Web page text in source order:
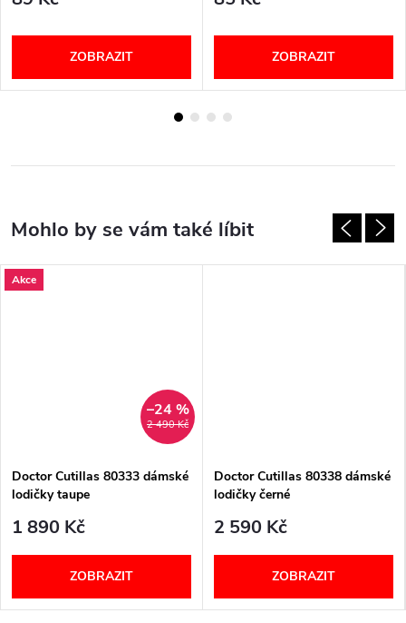
ZOBRAZIT ZOBRAZIT
Akce
2 490 Kč
–24 %
Doctor Cutillas 80333 dámské
lodičky taupe
1 890 Kč
ZOBRAZIT
Doctor Cutillas 80338 dámské
lodičky černé
2 590 Kč
ZOBRAZIT